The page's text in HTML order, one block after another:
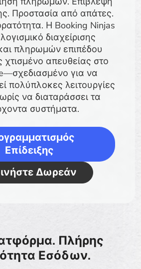
Προστασία από απάτες.
Η Booking Ninjas
διαχείρισης
πληρωμών επιπέδου
χτισμένο απευθείας στο
για να
πολύπλοκες λειτουργίες
να διαταράσσει τα
συστήματα.
Επίδειξης
Δωρεάν
Πλήρης
Εσόδων.